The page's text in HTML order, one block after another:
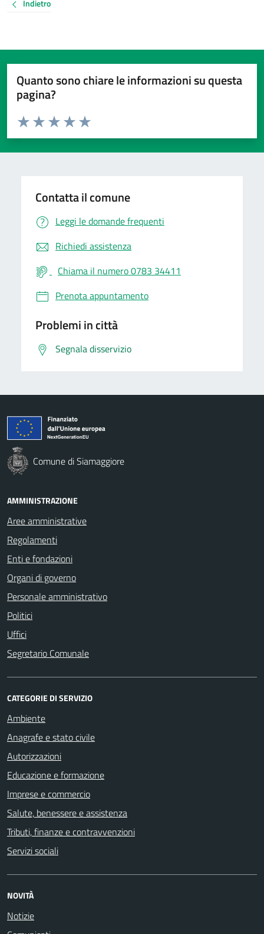
Indietro
Quanto sono chiare le informazioni su questa
pagina?
Valuta da 1 a 5 stelle la pagina
Valuta 5 stelle su 5
Valuta 4 stelle su 5
Valuta 3 stelle su 5
Valuta 2 stelle su 5
Valuta 1 stelle su 5
Contatta il comune
Leggi le domande frequenti
Richiedi assistenza
Chiama il numero 0783 34411
Prenota appuntamento
Problemi in città
Segnala disservizio
Comune di Siamaggiore
AMMINISTRAZIONE
Aree amministrative
Regolamenti
Enti e fondazioni
Organi di governo
Personale amministrativo
Politici
Uffici
Segretario Comunale
CATEGORIE DI SERVIZIO
Ambiente
Anagrafe e stato civile
Autorizzazioni
Educazione e formazione
Imprese e commercio
Salute, benessere e assistenza
Tributi, finanze e contravvenzioni
Servizi sociali
NOVITÀ
Notizie